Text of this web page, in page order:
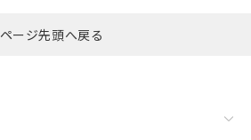
ページ先頭へ戻る